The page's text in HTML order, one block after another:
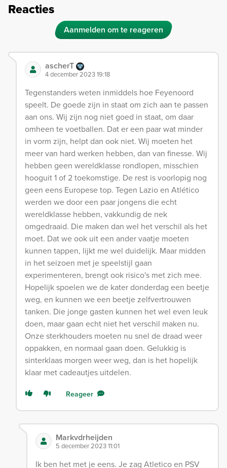
Reacties
Aanmelden om te reageren
ascherT
4 december 2023 19:18
Tegenstanders weten inmiddels hoe Feyenoord
speelt. De goede zijn in staat om zich aan te passen
aan ons. Wij zijn nog niet goed in staat, om daar
omheen te voetballen. Dat er een paar wat minder
in vorm zijn, helpt dan ook niet. Wij moeten het
meer van hard werken hebben, dan van finesse. Wij
hebben geen wereldklasse rondlopen, misschien
hooguit 1 of 2 toekomstige. De rest is voorlopig nog
geen eens Europese top. Tegen Lazio en Atlético
werden we door een paar jongens die echt
wereldklasse hebben, vakkundig de nek
omgedraaid. Die maken dan wel het verschil als het
moet. Dat we ook uit een ander vaatje moeten
kunnen tappen, lijkt me wel duidelijk. Maar midden
in het seizoen met je speelstijl gaan
experimenteren, brengt ook risico's met zich mee.
Hopelijk spoelen we de kater donderdag een beetje
weg, en kunnen we een beetje zelfvertrouwen
tanken. Die jonge gasten kunnen het wel even leuk
doen, maar gaan echt niet het verschil maken nu.
Onze sterkhouders moeten nu snel de draad weer
oppakken, en normaal gaan doen. Gelukkig is
sinterklaas morgen weer weg, dan is het hopelijk
klaar met cadeautjes uitdelen.
Reageer
Markvdrheijden
5 december 2023 11:01
Ik ben het met je eens. Je zag Atletico en PSV